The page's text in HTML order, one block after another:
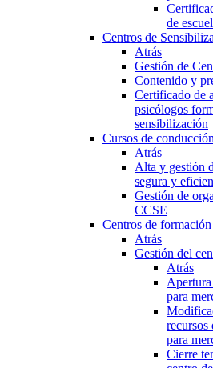
de
Centros de
Atrás
Gestión de
Contenido y
Certificado de
psicólogos
sensibilización
Cursos de
Atrás
Alta y gestión
segura y
Gestión de
CCSE
Centros de
Atrás
Gestión del
Atrás
para
recursos
para
Cierre